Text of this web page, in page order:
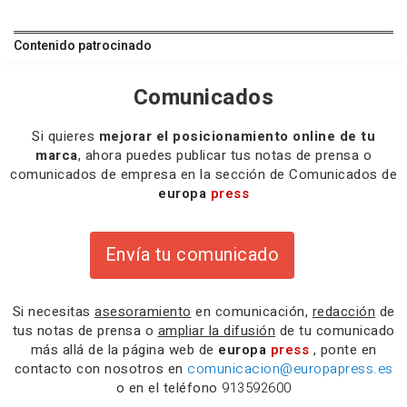
Contenido patrocinado
Comunicados
Si quieres mejorar el posicionamiento online de tu
marca, ahora puedes publicar tus notas de prensa o
comunicados de empresa en la sección de Comunicados de
europa press
Envía tu comunicado
Si necesitas asesoramiento en comunicación, redacción de
tus notas de prensa o ampliar la difusión de tu comunicado
más allá de la página web de europa press , ponte en
contacto con nosotros en comunicacion@europapress.es
o en el teléfono 913592600